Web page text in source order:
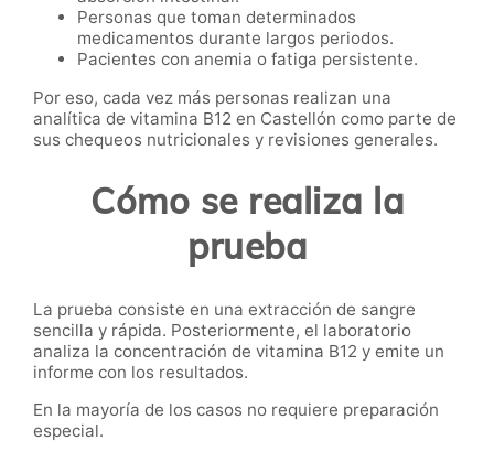
Personas que toman determinados
medicamentos durante largos periodos.
Pacientes con anemia o fatiga persistente.
Por eso, cada vez más personas realizan una
analítica de vitamina B12 en Castellón como parte de
sus chequeos nutricionales y revisiones generales.
Cómo se realiza la
prueba
La prueba consiste en una extracción de sangre
sencilla y rápida. Posteriormente, el laboratorio
analiza la concentración de vitamina B12 y emite un
informe con los resultados.
En la mayoría de los casos no requiere preparación
especial.